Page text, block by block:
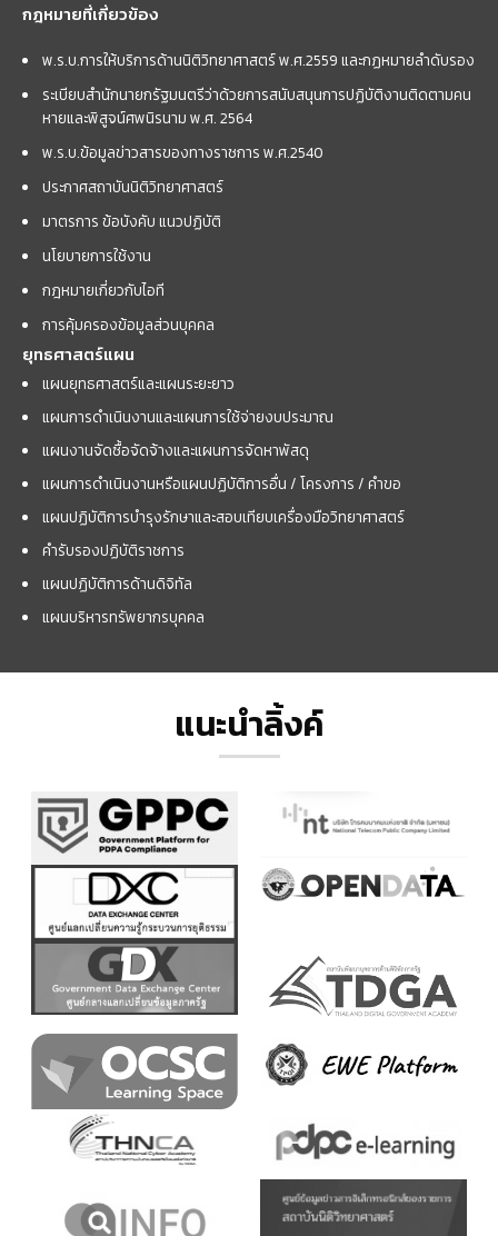
กฎหมายที่เกี่ยวข้อง
พ.ร.บ.การให้บริการด้านนิติวิทยาศาสตร์ พ.ศ.2559 และกฏหมายลำดับรอง
ระเบียบสำนักนายกรัฐมนตรีว่าด้วยการสนับสนุนการปฏิบัติงานติดตามคน
หายและพิสูจน์ศพนิรนาม พ.ศ. 2564
พ.ร.บ.ข้อมูลข่าวสารของทางราชการ พ.ศ.2540
ประกาศสถาบันนิติวิทยาศาสตร์
มาตรการ ข้อบังคับ แนวปฏิบัติ
นโยบายการใช้งาน
กฎหมายเกี่ยวกับไอที
การคุ้มครองข้อมูลส่วนบุคคล
ยุทธศาสตร์แผน
แผนยุทธศาสตร์และแผนระยะยาว
แผนการดำเนินงานและแผนการใช้จ่ายงบประมาณ
แผนงานจัดซื้อจัดจ้างและแผนการจัดหาพัสดุ
แผนการดำเนินงานหรือแผนปฏิบัติการอื่น / โครงการ / คำขอ
แผนปฏิบัติการบำรุงรักษาและสอบเทียบเครื่องมือวิทยาศาสตร์
คำรับรองปฏิบัติราชการ
แผนปฏิบัติการด้านดิจิทัล
แผนบริหารทรัพยากรบุคคล
แนะนำลิ้งค์